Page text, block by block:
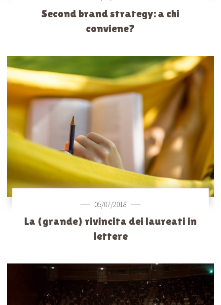
Second brand strategy: a chi
conviene?
05/07/2018
La (grande) rivincita dei laureati in
lettere